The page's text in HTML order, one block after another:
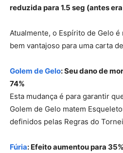
reduzida para 1.5 seg (antes
Atualmente, o Espírito de Gelo
bem vantajoso para uma carta
Golem de Gelo: Seu dano de
74%
Esta mudança é para garantir
Golem de Gelo matem
definidos pelas Regras do
Fúria: Efeito aumentou para